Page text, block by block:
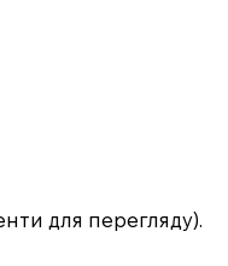
для перегляду).